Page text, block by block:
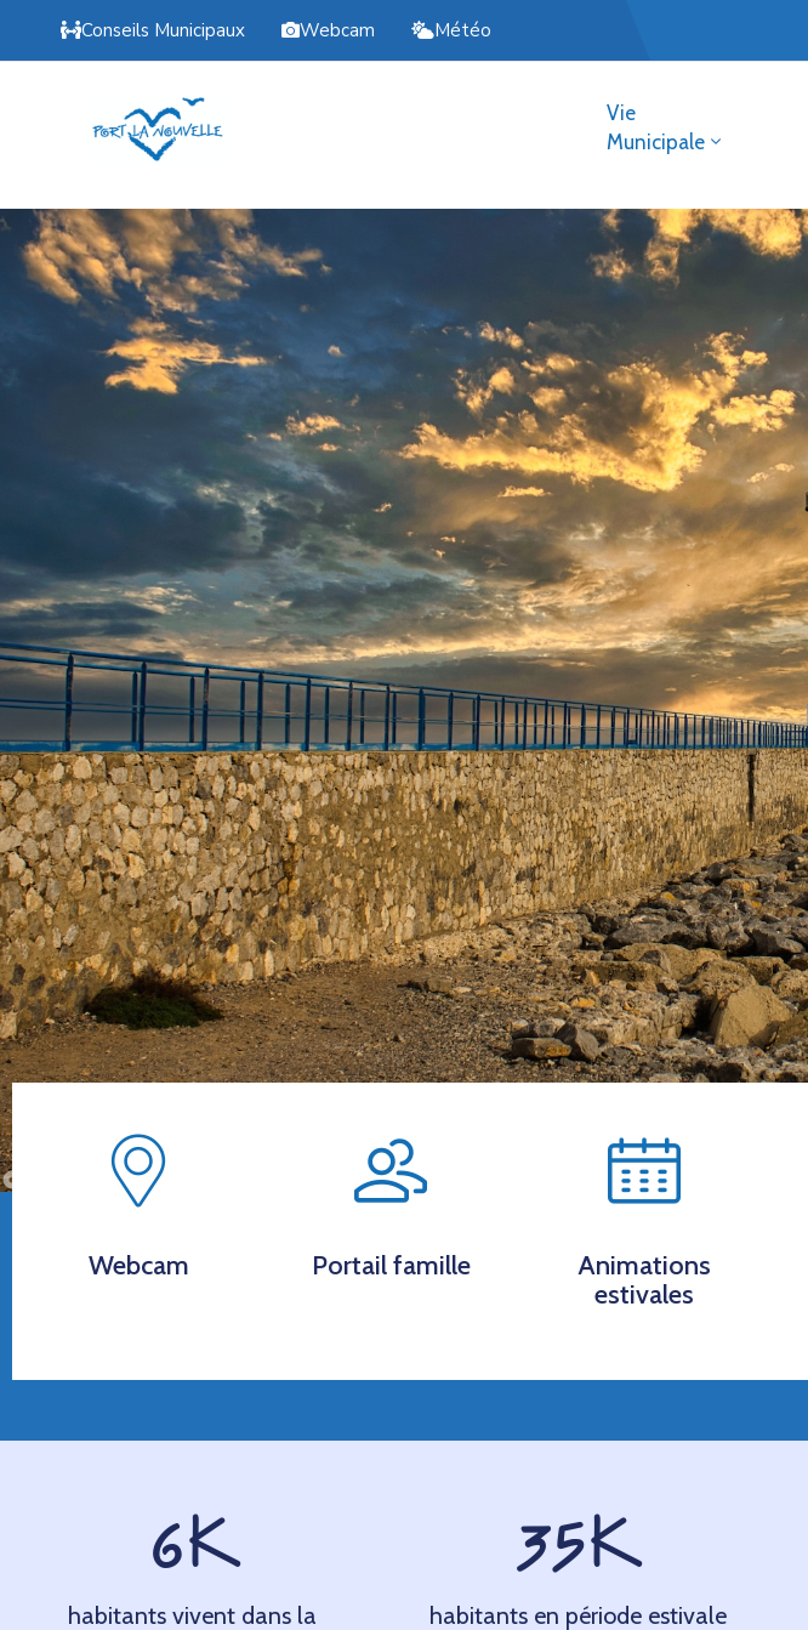
Conseils Municipaux Webcam Météo
Vie
Municipale
Webcam Portail famille
Animations
estivales
habitants vivent dans la
6K
habitants en période estivale
35K